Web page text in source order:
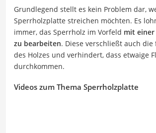
Grundlegend stellt es kein Problem dar,
Sperrholzplatte streichen möchten. Es
immer, das Sperrholz im Vorfeld mit
zu bearbeiten. Diese verschließt auch die
des Holzes und verhindert, dass etwaige
durchkommen.
Videos zum Thema Sperrholzplatte